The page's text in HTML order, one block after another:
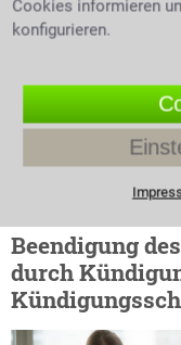
werden muss. Die
befristeten
Effekt greifen. Es
Arbeitsvertrag.
Arbeitsvertrages
durchgeführt
Beendigung
durch
Cookies informieren
konfigurieren.